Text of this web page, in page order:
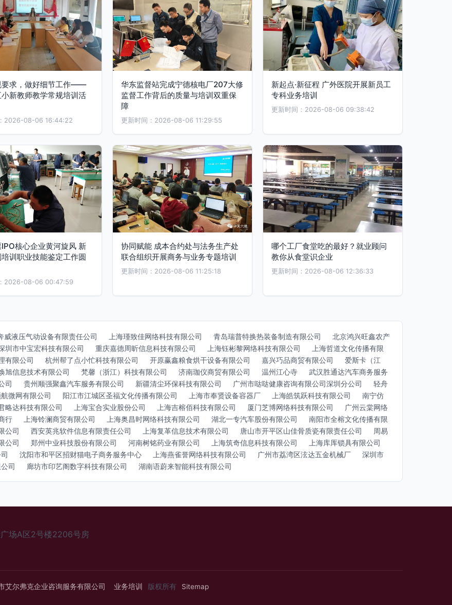
要求，做好细节工作——
新教师教学常规培训活
2026-08-06 16:44:22
华东监督站完成宁德核电厂207大修
监督工作背后的质量与培训双重保
障
更新时间：2026-08-06 11:29:55
新起点·新征程 广外医院开展新员工
专科业务培训
更新时间：2026-08-06 09:38:42
核心企业黄河旋风 新
训职业技能鉴定工作圆
2026-08-06 00:47:59
协同赋能 成本合约处与法务生产处
联合组织开展商务与业务专题培训
更新时间：2026-08-06 11:25:18
哪个工厂食堂吃的最好？就业顾问
教你从食堂识企业
更新时间：2026-08-06 12:36:33
威液压气动设备有限责任公司 上海瑾致佳网络科技有限公司 青岛瑞普特换热装备制造有限公司
北京鸿兴旺鑫农产
圳市中宝宏科技有限公司 重庆嘉德周昕信息科技有限公司 上海钰彬黎网络科技有限公司
上海哲道文化传播有限
有限公司 杭州帮了点小忙科技有限公司 开原赢鑫粮食烘干设备有限公司 嘉兴巧品商贸有限公司
爱斯卡（江
旭信息技术有限公司 梵馨（浙江）科技有限公司 济南珈仪商贸有限公司 温州江心寺
武汉胜通达汽车商务服务
司 贵州顺强聚鑫汽车服务有限公司 新疆清尘环保科技有限公司 广州市哒哒健康咨询有限公司深圳分公司
轻舟
微网有限公司 阳江市江城区圣福文化传播有限公司 上海市奉贤设备容器厂 上海皓筑跃科技有限公司
南宁仿
略达科技有限公司 上海宝合实业股份公司 上海吉榕佰科技有限公司 厦门芝博网络科技有限公司
广州云棠网络
行 上海铃澜商贸有限公司 上海奥昌时网络科技有限公司 湖北一专汽车股份有限公司
南阳市全榕文化传播有限
公司 西安英兆软件信息有限责任公司 上海复革信息技术有限公司 唐山市开平区山佳骨质瓷有限责任公司
周易
公司 郑州中业科技股份有限公司 河南树铭药业有限公司 上海筑奇信息科技有限公司
上海库厍锁具有限公司
沈阳市和平区招财猫电子商务服务中心 上海燕雀誉网络科技有限公司 广州市荔湾区泫达五金机械厂
深圳市
司 廊坊市印艺阁数字科技有限公司 湖南语蔚来智能科技有限公司
场A区2号楼2206号房
艾尔弗克企业咨询服务有限公司 业务培训 版权所有 Sitemap